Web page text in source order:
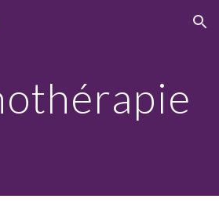
Skip to navigation